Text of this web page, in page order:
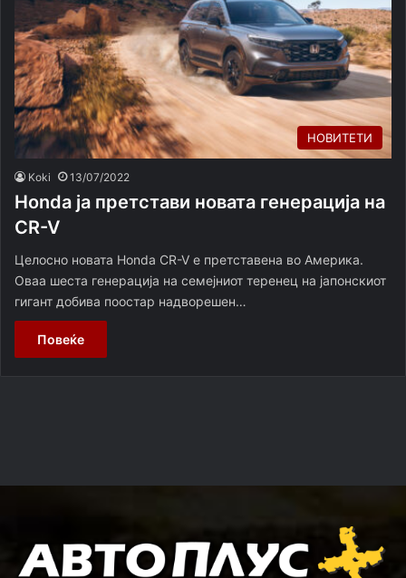
НОВИТЕТИ
Koki 13/07/2022
Honda ја претстави новата генерација на
CR-V
Целосно новата Honda CR-V е претставена во Америка.
Оваа шеста генерација на семејниот теренец на јапонскиот
гигант добива поостар надворешен…
Повеќе